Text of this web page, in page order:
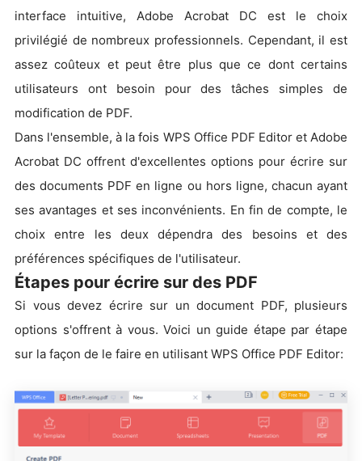
interface intuitive, Adobe Acrobat DC est le choix
privilégié de nombreux professionnels. Cependant, il est
assez coûteux et peut être plus que ce dont certains
utilisateurs ont besoin pour des tâches simples de
modification de PDF.
Dans l'ensemble, à la fois WPS Office PDF Editor et Adobe
Acrobat DC offrent d'excellentes options pour écrire sur
des documents PDF en ligne ou hors ligne, chacun ayant
ses avantages et ses inconvénients. En fin de compte, le
choix entre les deux dépendra des besoins et des
préférences spécifiques de l'utilisateur.
Étapes pour écrire sur des PDF
Si vous devez écrire sur un document PDF, plusieurs
options s'offrent à vous. Voici un guide étape par étape
sur la façon de le faire en utilisant WPS Office PDF Editor: